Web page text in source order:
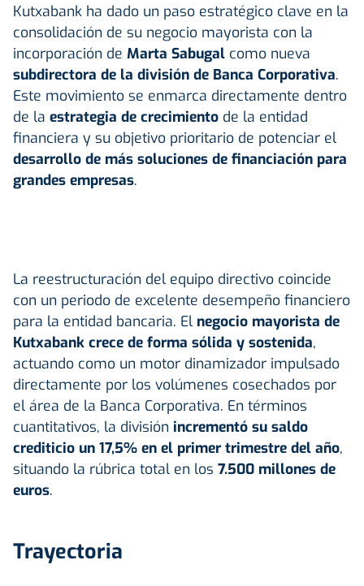
Kutxabank ha dado un paso estratégico clave en la
consolidación de su negocio mayorista con la
incorporación de Marta Sabugal como nueva
subdirectora de la división de Banca Corporativa.
Este movimiento se enmarca directamente dentro
de la estrategia de crecimiento de la entidad
financiera y su objetivo prioritario de potenciar el
desarrollo de más soluciones de financiación para
grandes empresas.
La reestructuración del equipo directivo coincide
con un periodo de excelente desempeño financiero
para la entidad bancaria. El negocio mayorista de
Kutxabank crece de forma sólida y sostenida,
actuando como un motor dinamizador impulsado
directamente por los volúmenes cosechados por
el área de la Banca Corporativa. En términos
cuantitativos, la división incrementó su saldo
crediticio un 17,5% en el primer trimestre del año,
situando la rúbrica total en los 7.500 millones de
euros.
Trayectoria